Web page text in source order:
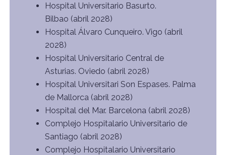
Hospital Universitario Basurto.
Bilbao (abril 2028)
Hospital Álvaro Cunqueiro. Vigo (abril
2028)
Hospital Universitario Central de
Asturias. Oviedo (abril 2028)
Hospital Universitari Son Espases. Palma
de Mallorca (abril 2028)
Hospital del Mar. Barcelona (abril 2028)
Complejo Hospitalario Universitario de
Santiago (abril 2028)
Complejo Hospitalario Universitario